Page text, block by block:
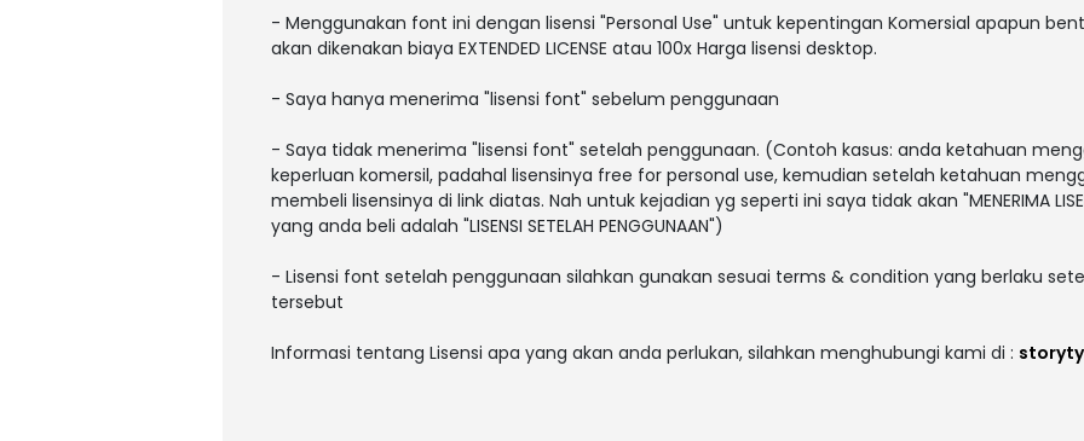
- Menggunakan font ini dengan lisensi "Personal Use" untuk kepentingan Komersial apapun
akan dikenakan biaya EXTENDED LICENSE atau 100x Harga lisensi desktop.
- Saya hanya menerima "lisensi font" sebelum penggunaan
- Saya tidak menerima "lisensi font" setelah penggunaan. (Contoh kasus: anda ketahuan
keperluan komersil, padahal lisensinya free for personal use, kemudian setelah ketahuan
membeli lisensinya di link diatas. Nah untuk kejadian yg seperti ini saya tidak akan "MENERIMA
yang anda beli adalah "LISENSI SETELAH PENGGUNAAN")
- Lisensi font setelah penggunaan silahkan gunakan sesuai terms & condition yang berlaku
tersebut
Informasi tentang Lisensi apa yang akan anda perlukan, silahkan menghubungi kami di :